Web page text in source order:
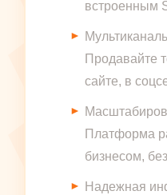
встроенным
Продавайте
сайте, в
Платформа
бизнесом,
Надежная